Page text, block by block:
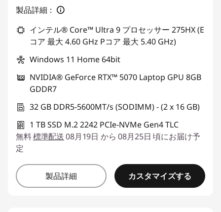
製品詳細：
インテル® Core™ Ultra 9 プロセッサー 275HX (E
コア 最大 4.60 GHz Pコア 最大 5.40 GHz)
Windows 11 Home 64bit
NVIDIA® GeForce RTX™ 5070 Laptop GPU 8GB
GDDR7
32 GB DDR5-5600MT/s (SODIMM) - (2 x 16 GB)
1 TB SSD M.2 2242 PCIe-NVMe Gen4 TLC
無料標準配送08月19日 から 08月25日 頃にお届け予
定
製品詳細 カスタマイズする